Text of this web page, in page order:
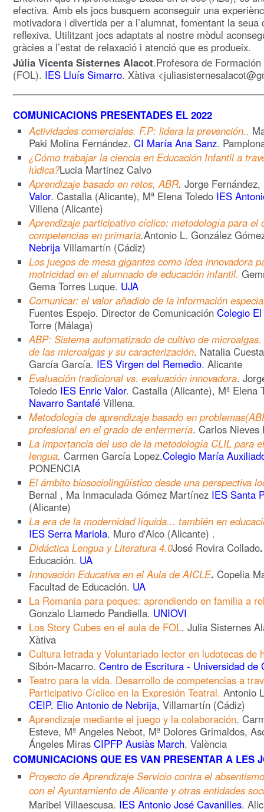
efectiva. Amb els jocs busquem aconseguir una
motivadora i divertida per a l’alumnat, fomentant la
reflexiva. Utilitzant jocs adaptats al nostre mòdul
gràcies a l’estat de relaxació i atenció que es produeix.
Júlia Vicenta Sisternes Alacot.Profesora de
(FOL). IES Lluís Simarro. Xàtiva
COMUNICACIONS PRESENTADES EL 2022
Actividades comerciales. F.P: lidera la prevención..
Paki Molina Fernández. CI María Ana Sanz.
¿Cómo trabajar la ciencia en Educación Infantil a
lúdica?Lucia Martinez Calvo
Aprendizaje basado en retos, ABR. Jorge
Valor. Castalla (Alicante), Mª Elena Toledo IES
Villena (Alicante)
Aprendizaje participativo cíclico: metodología para el
competencias en primaria.Antonio L. González
Nebrija Villamartín (Cádiz)
Los juegos de mesa gigantes como idea innovadora
motricidad en el alumnado de educación infantil.
Gema Torres Luque. UJA
Comunicar: el valor añadido de la información
Fuentes Espejo. Director de Comunicación Colegio
Torre (Málaga)
ABP: Sistema automatizado de cultivo de
de las microalgas y su caracterización. Natalia
García García. IES Virgen del Remedio. Alicante
Evaluación tradicional vs. evaluación innovadora.
Toledo IES Enric Valor. Castalla (Alicante), Mª Elena
Navarro Santafé Villena.
Metodología de aprendizaje basado en
profesional en el grado de enfermería. Carlos
La importancia del uso de la metodología CLIL para
lengua. Carmen García Lopez.Colegio María
PONENCIA
El ámbito biosociolingüístico desde una perspectiva
Bernal , Ma Inmaculada Gómez Martínez IES Santa
(Alicante)
La era de la modernidad líquida... también en
IES Serra Mariola. Muro d'Alco (Alicante) .
Didáctica Lengua y Literatura 4.0José Rovira Collado.
Educación. UA
Innovación Educativa en el Aula de AICLE. Copelia
Facultad de Educación. UA
La Romania para peques: aprendiendo en familia a
Gonzalo Llamedo Pandiella. UNIOVI
Los Story Cubes en el aula de FOL. Julia Sisternes
Xàtiva
Cultura letrada y Voluntariado lector en ludotecas de
Sibón-Macarro. Centro de Escritura - Universidad de
Teatro para la vida. Desarrollo de competencias a
Participativo Cíclico en la Expresión Teatral. Antonio
CEIP. Elio Antonio de Nebrija, Villamartín (Cádiz)
Aprendizaje mediante el juego y la colaboración.
Esteve, Mª Angeles Nebot, Mª Dolores Grimaldos,
Ángeles Miras CIPFP Ausiàs March. València
COMUNICACIONS QUE ES VAN PRESENTAR A LES
Proyecto de Aprendizaje Servicio contra el
con el Ayuntamiento de Alicante y otras entidades
Maribel Villaescusa. IES Antonio José Cavanilles.